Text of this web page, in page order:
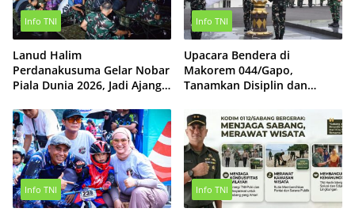
Info TNI
Lanud Halim
Perdanakusuma Gelar Nobar
Piala Dunia 2026, Jadi Ajang
Info TNI
Upacara Bendera di
Makorem 044/Gapo,
Tanamkan Disiplin dan
Prajurit
Info TNI Info TNI